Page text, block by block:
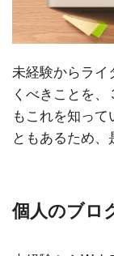
未経験からラ
くべきことを
もこれを知っ
ともあるため、
個人のブロ